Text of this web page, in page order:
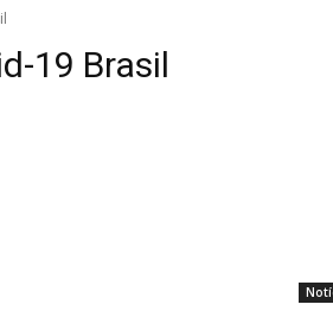
19 Brasil